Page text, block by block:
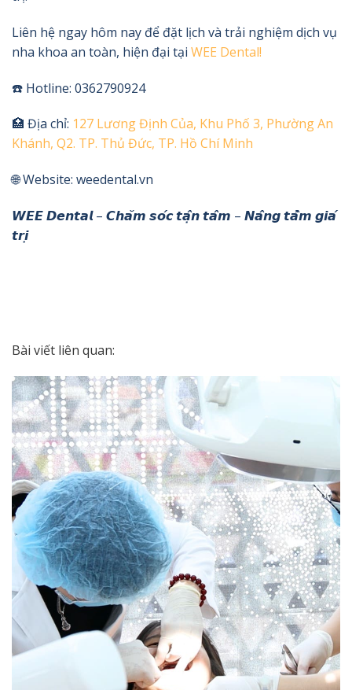
Liên hệ ngay hôm nay để đặt lịch và trải nghiệm dịch vụ
nha khoa an toàn, hiện đại tại WEE Dental!
☎️ Hotline: 0362790924
🏥 Địa chỉ: 127 Lương Định Của, Khu Phố 3, Phường An
Khánh, Q2. TP. Thủ Đức, TP. Hồ Chí Minh
🌐 Website: weedental.vn
𝙒𝙀𝙀 𝘿𝙚𝙣𝙩𝙖𝙡 – 𝘾𝙝𝙖̆𝙢 𝙨𝙤́𝙘 𝙩𝙖̣̂𝙣 𝙩𝙖̂𝙢 – 𝙉𝙖̂𝙣𝙜 𝙩𝙖̂̀𝙢 𝙜𝙞𝙖́
𝙩𝙧𝙞̣
Bài viết liên quan: